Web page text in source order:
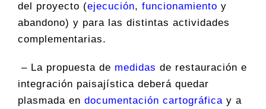
del proyecto (ejecución, funcionamiento y
abandono) y para las distintas actividades
complementarias.
– La propuesta de medidas de restauración e
integración paisajística deberá quedar
plasmada en documentación cartográficay a